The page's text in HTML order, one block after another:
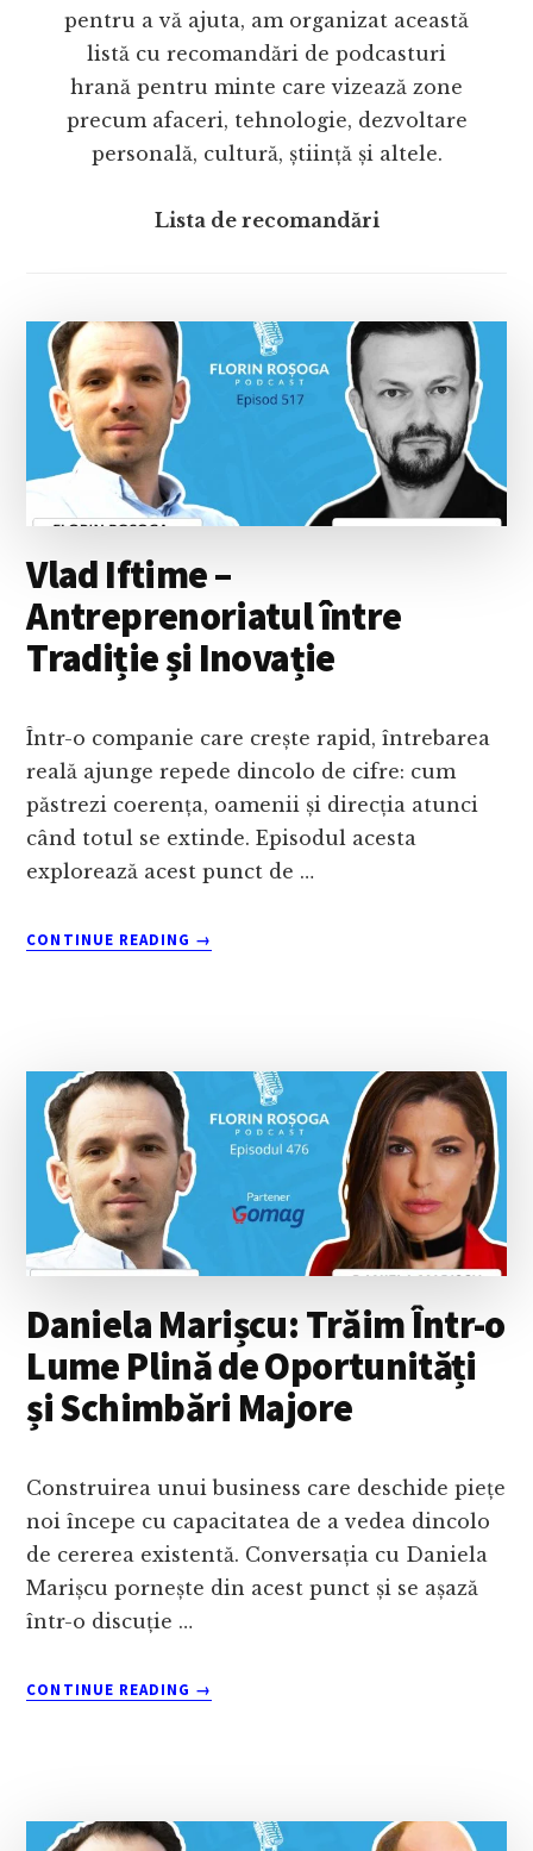
pentru a vă ajuta, am organizat această
listă cu recomandări de podcasturi
hrană pentru minte care vizează zone
precum afaceri, tehnologie, dezvoltare
personală, cultură, știință și altele.
Lista de recomandări
Vlad Iftime –
Antreprenoriatul între
Tradiție și Inovație
Într-o companie care crește rapid, întrebarea
reală ajunge repede dincolo de cifre: cum
păstrezi coerența, oamenii și direcția atunci
când totul se extinde. Episodul acesta
explorează acest punct de …
CONTINUE READING
ABOUT
TRADIȚIE
ȘI
INOVAȚIE
→
Daniela Marișcu: Trăim Într-o
Lume Plină de Oportunități
și Schimbări Majore
Construirea unui business care deschide piețe
noi începe cu capacitatea de a vedea dincolo
de cererea existentă. Conversația cu Daniela
Marișcu pornește din acest punct și se așază
într-o discuție …
CONTINUE READING
ABOUT
→